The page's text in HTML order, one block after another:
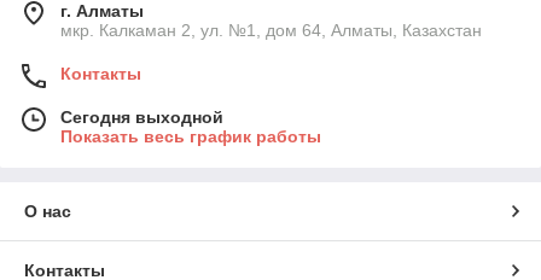
г. Алматы
мкр. Калкаман 2, ул. №1, дом 64, Алматы, Казахстан
Контакты
Сегодня выходной
Показать весь график работы
О нас
Контакты